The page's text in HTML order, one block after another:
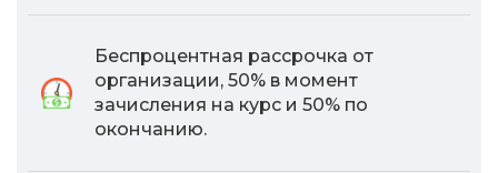
Беспроцентная рассрочка от
организации, 50% в момент
зачисления на курс и 50% по
окончанию.